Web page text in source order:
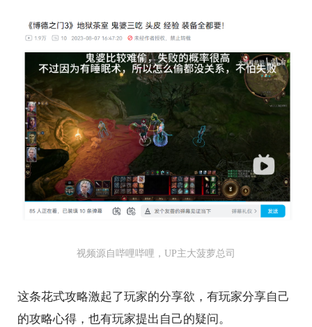
视频源自哔哩哔哩，UP主大菠萝总司
这条花式攻略激起了玩家的分享欲，有玩家分享自己
的攻略心得，也有玩家提出自己的疑问。